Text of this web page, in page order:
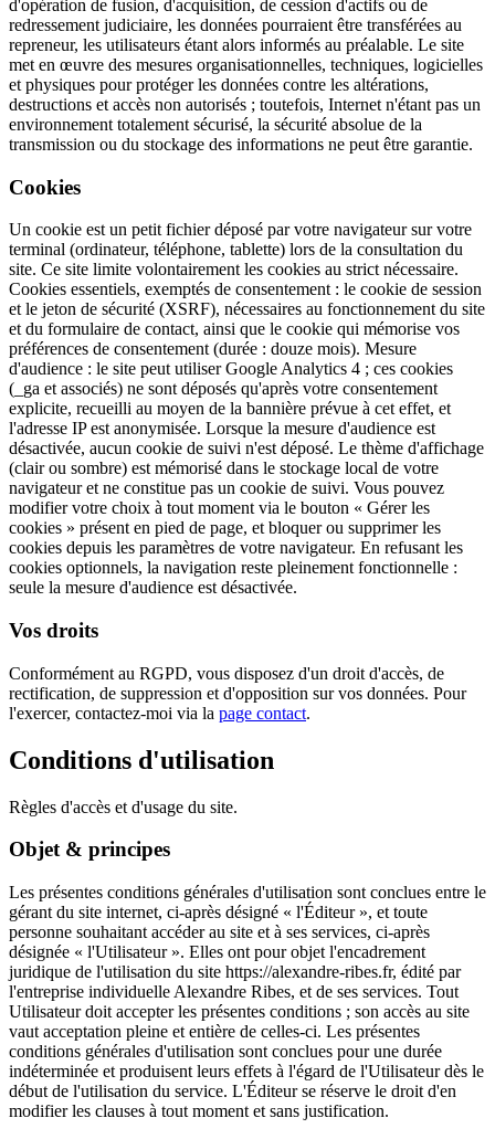
d'opération de fusion, d'acquisition, de cession d'actifs ou de
redressement judiciaire, les données pourraient être transférées au
repreneur, les utilisateurs étant alors informés au préalable. Le site
met en œuvre des mesures organisationnelles, techniques, logicielles
et physiques pour protéger les données contre les altérations,
destructions et accès non autorisés ; toutefois, Internet n'étant pas un
environnement totalement sécurisé, la sécurité absolue de la
transmission ou du stockage des informations ne peut être garantie.
Cookies
Un cookie est un petit fichier déposé par votre navigateur sur votre
terminal (ordinateur, téléphone, tablette) lors de la consultation du
site. Ce site limite volontairement les cookies au strict nécessaire.
Cookies essentiels, exemptés de consentement : le cookie de session
et le jeton de sécurité (XSRF), nécessaires au fonctionnement du site
et du formulaire de contact, ainsi que le cookie qui mémorise vos
préférences de consentement (durée : douze mois). Mesure
d'audience : le site peut utiliser Google Analytics 4 ; ces cookies
(_ga et associés) ne sont déposés qu'après votre consentement
explicite, recueilli au moyen de la bannière prévue à cet effet, et
l'adresse IP est anonymisée. Lorsque la mesure d'audience est
désactivée, aucun cookie de suivi n'est déposé. Le thème d'affichage
(clair ou sombre) est mémorisé dans le stockage local de votre
navigateur et ne constitue pas un cookie de suivi. Vous pouvez
modifier votre choix à tout moment via le bouton « Gérer les
cookies » présent en pied de page, et bloquer ou supprimer les
cookies depuis les paramètres de votre navigateur. En refusant les
cookies optionnels, la navigation reste pleinement fonctionnelle :
seule la mesure d'audience est désactivée.
Vos droits
Conformément au RGPD, vous disposez d'un droit d'accès, de
rectification, de suppression et d'opposition sur vos données. Pour
l'exercer, contactez-moi via la page contact.
Conditions d'utilisation
Règles d'accès et d'usage du site.
Objet & principes
Les présentes conditions générales d'utilisation sont conclues entre le
gérant du site internet, ci-après désigné « l'Éditeur », et toute
personne souhaitant accéder au site et à ses services, ci-après
désignée « l'Utilisateur ». Elles ont pour objet l'encadrement
juridique de l'utilisation du site https://alexandre-ribes.fr, édité par
l'entreprise individuelle Alexandre Ribes, et de ses services. Tout
Utilisateur doit accepter les présentes conditions ; son accès au site
vaut acceptation pleine et entière de celles-ci. Les présentes
conditions générales d'utilisation sont conclues pour une durée
indéterminée et produisent leurs effets à l'égard de l'Utilisateur dès le
début de l'utilisation du service. L'Éditeur se réserve le droit d'en
modifier les clauses à tout moment et sans justification.